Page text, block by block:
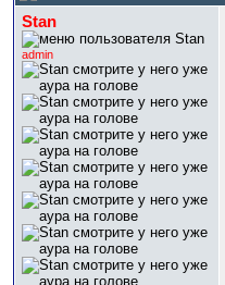
Stan
admin